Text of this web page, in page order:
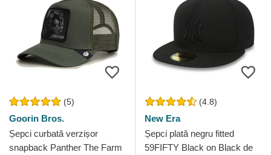
(5)
Goorin Bros.
Șepci curbată verzișor
snapback Panther The Farm
(4.8)
New Era
Șepci plată negru fitted
59FIFTY Black on Black de